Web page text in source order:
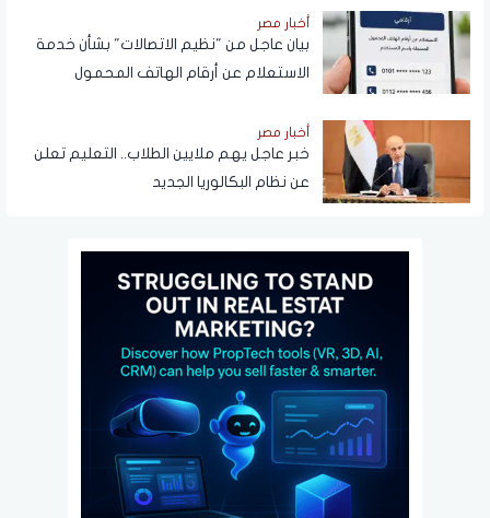
أخبار مصر
بيان عاجل من "نظيم الاتصالات" بشأن خدمة
الاستعلام عن أرقام الهاتف المحمول
NTRA
أخبار مصر
خبر عاجل يهم ملايين الطلاب.. التعليم تعلن
عن نظام البكالوريا الجديد